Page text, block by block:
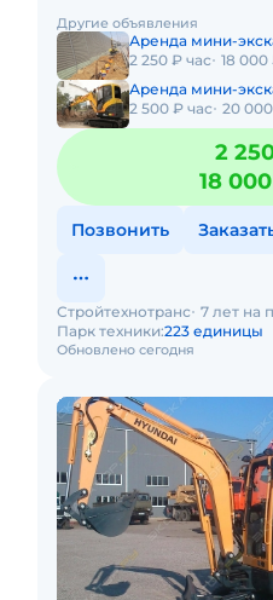
с малой наработк
Другие объявления
Аренда мини-
2 250 ₽ час 18
Аренда мини-
2 500 ₽ час 20
2
18
Позвонить
Обновлено сегодня
Стройтехнотранс 7 лет на
Парк техники:223 единицы